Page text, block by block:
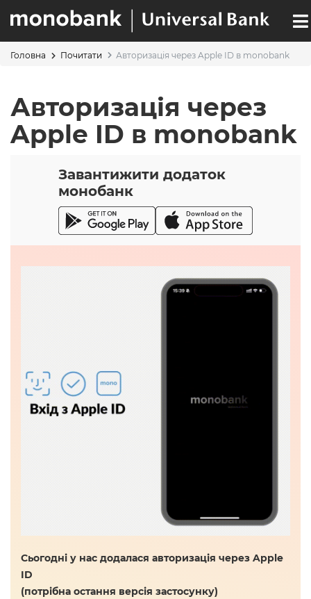
ОСНОВНАЯ
НАВІҐАЦІЇ
Головна Почитати Авторизація через Apple ID в monobank
Авторизація через
Apple ID в monobank
Завантижити додаток
монобанк
Сьогодні у нас додалася авторизація через Apple
ID
(потрібна остання версія застосунку)